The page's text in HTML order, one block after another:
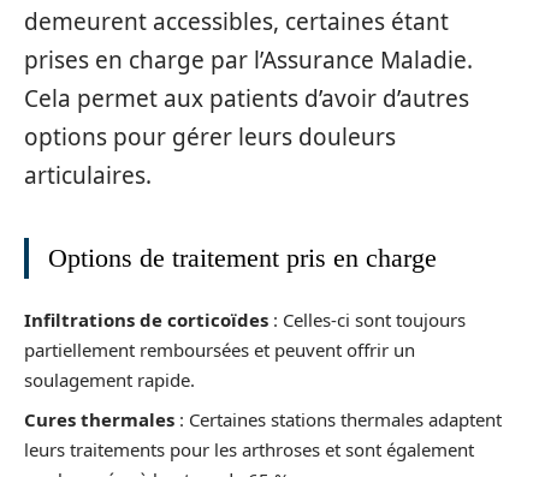
demeurent accessibles, certaines étant
prises en charge par l’Assurance Maladie.
Cela permet aux patients d’avoir d’autres
options pour gérer leurs douleurs
articulaires.
Options de traitement pris en charge
Infiltrations de corticoïdes : Celles-ci sont toujours
partiellement remboursées et peuvent offrir un
soulagement rapide.
Cures thermales : Certaines stations thermales adaptent
leurs traitements pour les arthroses et sont également